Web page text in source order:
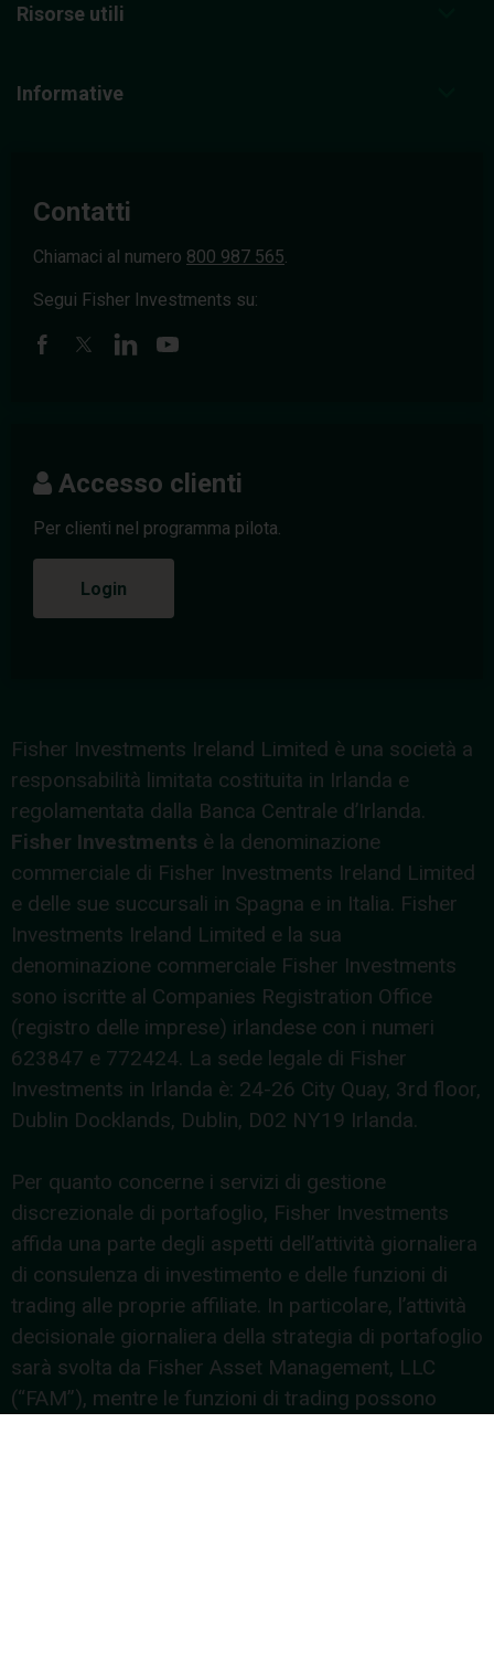
Risorse utili
Informative
Contatti
Chiamaci al numero 800 987 565
Segui Fisher Investments su:
Accesso clienti
Per clienti nel programma pilota.
Login
Fisher Investments Ireland Limited è una società a
responsabilità limitata costituita in Irlanda e
regolamentata dalla Banca Centrale d’Irlanda.
Fisher Investments è la denominazione
commerciale di Fisher Investments Ireland Limited
e delle sue succursali in Spagna e in Italia. Fisher
Investments Ireland Limited e la sua
denominazione commerciale Fisher Investments
sono iscritte al Companies Registration Office
(registro delle imprese) irlandese con i numeri
623847 e 772424. La sede legale di Fisher
Investments in Irlanda è: 24-26 City Quay, 3rd floor,
Dublin Docklands, Dublin, D02 NY19 Irlanda.
Per quanto concerne i servizi di gestione
discrezionale di portafoglio, Fisher Investments
affida una parte degli aspetti dell’attività giornaliera
di consulenza di investimento e delle funzioni di
trading alle proprie affiliate. In particolare, l’attività
decisionale giornaliera della strategia di portafoglio
sarà svolta da Fisher Asset Management, LLC
(“FAM”), mentre le funzioni di trading possono